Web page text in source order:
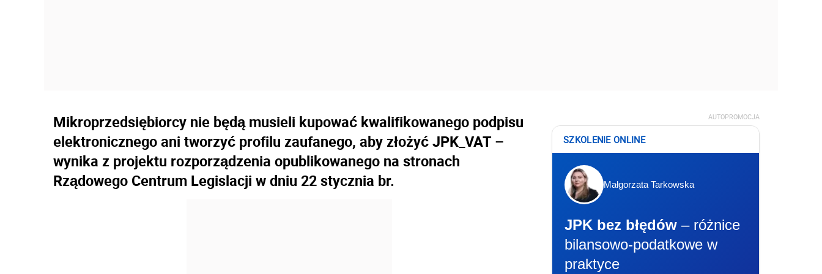
Mikroprzedsiębiorcy nie będą musieli kupować kwalifikowanego podpisu
elektronicznego ani tworzyć profilu zaufanego, aby złożyć JPK_VAT –
wynika z projektu rozporządzenia opublikowanego na stronach
Rządowego Centrum Legislacji w dniu 22 stycznia br.
AUTOPROMOCJA
SZKOLENIE ONLINE
Małgorzata Tarkowska
JPK bez błędów – różnice
bilansowo-podatkowe w
praktyce